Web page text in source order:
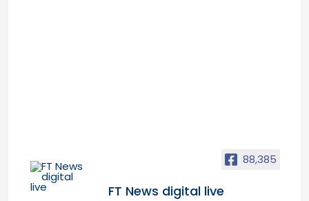
88,385
FT News digital live